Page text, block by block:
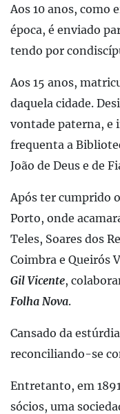
Aos 10 anos, como
época, é enviado
tendo por
Aos 15 anos,
daquela cidade.
vontade paterna, e
frequenta a
João de Deus e de
Após ter cumprido
Porto, onde
Teles, Soares dos
Coimbra e Queirós
Gil Vicente,
Folha Nova.
Cansado da
reconciliando-se
Entretanto, em
sócios, uma